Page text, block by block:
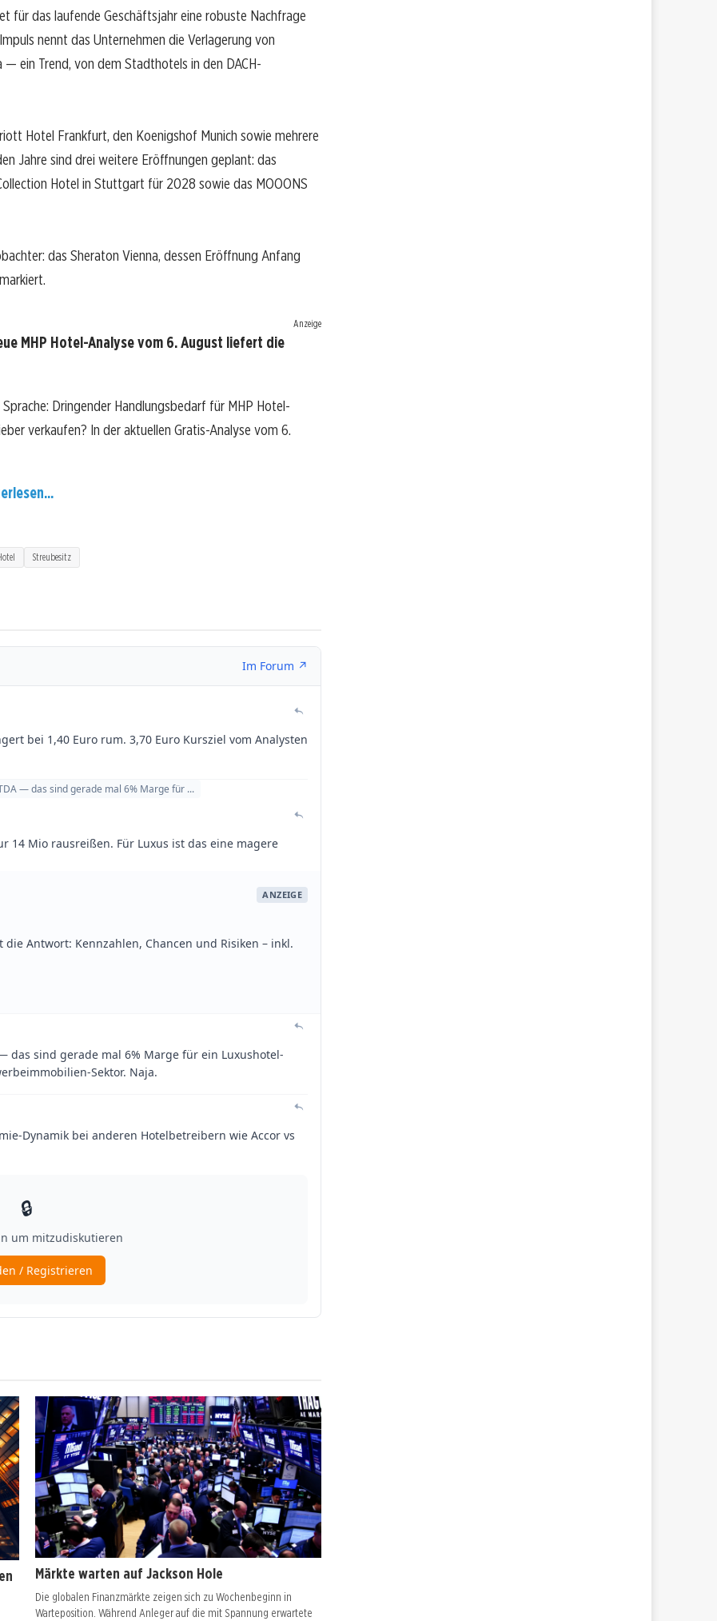
für das laufende Geschäftsjahr eine robuste Nachfrage
nennt das Unternehmen die Verlagerung von
ein Trend, von dem Stadthotels in den DACH-
Hotel Frankfurt, den Koenigshof Munich sowie mehrere
Jahre sind drei weitere Eröffnungen geplant: das
Hotel in Stuttgart für 2028 sowie das MOOONS
das Sheraton Vienna, dessen Eröffnung Anfang
Anzeige
MHP Hotel-Analyse vom 6. August liefert die
Dringender Handlungsbedarf für MHP Hotel-
verkaufen? In der aktuellen Gratis-Analyse vom 6.
Streubesitz
Märkte warten auf Jackson Hole
Die globalen Finanzmärkte zeigen sich zu Wochenbeginn in
Warteposition. Während Anleger auf die mit Spannung erwartete